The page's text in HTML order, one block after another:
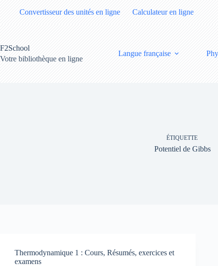
Convertisseur des unités en ligne Calculateur en ligne
F2School
Votre bibliothèque en ligne
Langue française
ÉTIQUETTE
Potentiel de Gibbs
Thermodynamique 1 : Cours, Résumés, exercices et
examens